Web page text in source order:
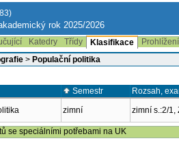
rok 2025/2026
Katedry Třídy Klasifikace
> Populační politika
Semestr
Rozsah,
zimní zimní s.:2/1,
se speciálními potřebami na UK